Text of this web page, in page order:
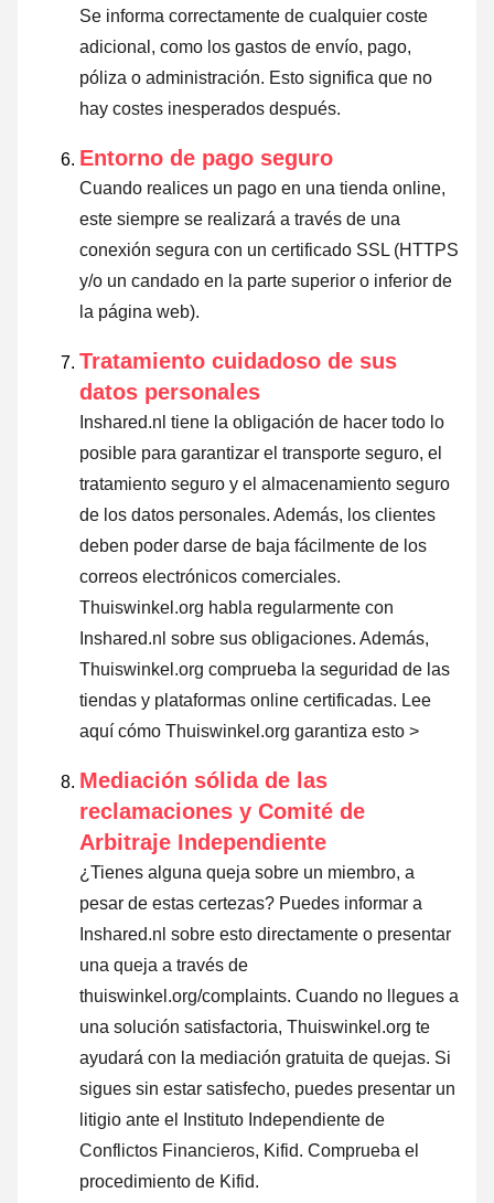
Se informa correctamente de cualquier coste
adicional, como los gastos de envío, pago,
póliza o administración. Esto significa que no
hay costes inesperados después.
Entorno de pago seguro
Cuando realices un pago en una tienda online,
este siempre se realizará a través de una
conexión segura con un certificado SSL (HTTPS
y/o un candado en la parte superior o inferior de
la página web).
Tratamiento cuidadoso de sus
datos personales
Inshared.nl tiene la obligación de hacer todo lo
posible para garantizar el transporte seguro, el
tratamiento seguro y el almacenamiento seguro
de los datos personales. Además, los clientes
deben poder darse de baja fácilmente de los
correos electrónicos comerciales.
Thuiswinkel.org habla regularmente con
Inshared.nl sobre sus obligaciones. Además,
Thuiswinkel.org comprueba la seguridad de las
tiendas y plataformas online certificadas. Lee
aquí cómo Thuiswinkel.org garantiza esto >
Mediación sólida de las
reclamaciones y Comité de
Arbitraje Independiente
¿Tienes alguna queja sobre un miembro, a
pesar de estas certezas? Puedes informar a
Inshared.nl sobre esto directamente o presentar
una queja a través de
thuiswinkel.org/complaints. Cuando no llegues a
una solución satisfactoria, Thuiswinkel.org te
ayudará con la mediación gratuita de quejas. Si
sigues sin estar satisfecho, puedes presentar un
litigio ante el Instituto Independiente de
Conflictos Financieros, Kifid. Comprueba el
procedimiento de Kifid.